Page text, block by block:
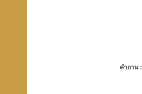
คำถาม :